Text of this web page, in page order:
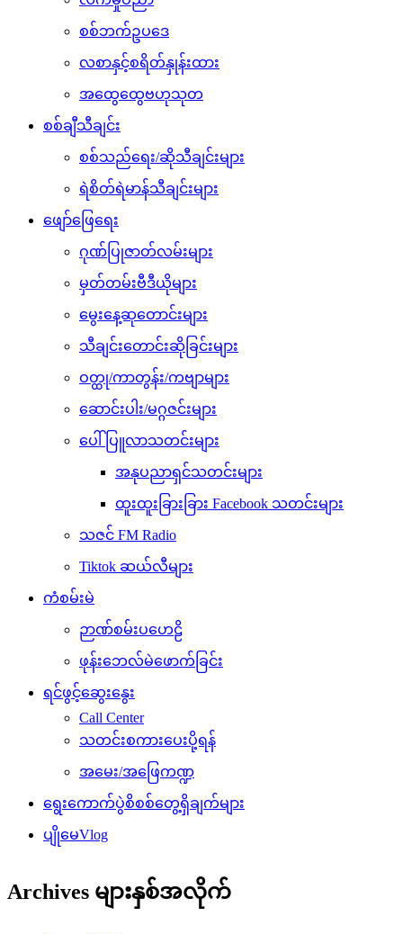
စစ်ဘက်ဥပဒေ
လစာနှင့်စရိတ်နှုန်းထား
အထွေထွေဗဟုသုတ
စစ်ချီသီချင်း
စစ်သည်ရေး/ဆိုသီချင်းများ
ရဲစိတ်ရဲမာန်သီချင်းများ
ဖျော်ဖြေရေး
ဂုဏ်ပြုဇာတ်လမ်းများ
မှတ်တမ်းဗီဒီယိုများ
မွေးနေ့ဆုတောင်းများ
သီချင်းတောင်းဆိုခြင်းများ
ဝတ္ထု/ကာတွန်း/ကဗျာများ
ဆောင်းပါး/မဂ္ဂဇင်းများ
ပေါ်ပြူလာသတင်းများ
အနုပညာရှင်သတင်းများ
ထူးထူးခြားခြား Facebook သတင်းများ
သဇင် FM Radio
Tiktok ဆယ်လီများ
ကံစမ်းမဲ
ဉာဏ်စမ်းပဟေဠိ
ဖုန်းဘေလ်မဲဖောက်ခြင်း
ရင်ဖွင့်ဆွေးနွေး
Call Center
သတင်းစကားပေးပို့ရန်
အမေး/အဖြေကဏ္ဍ
ရွေးကောက်ပွဲစိစစ်တွေ့ရှိချက်များ
ပျိုမေVlog
Archives များနှစ်အလိုက်